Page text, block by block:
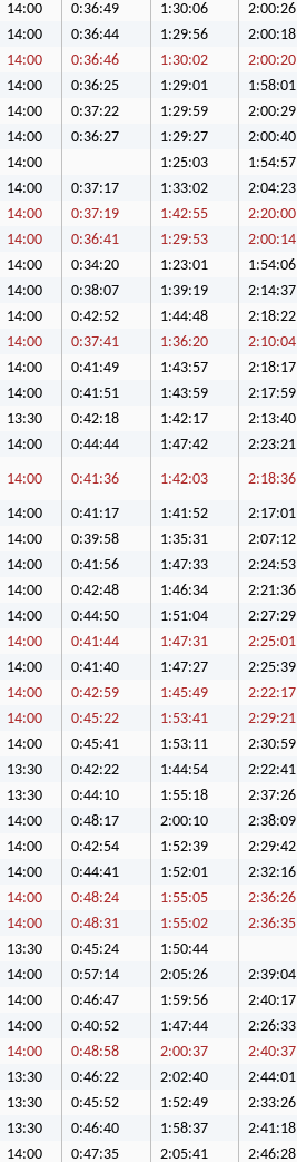
14:00 0:36:49 1:30:06 2:00:26
14:00 0:36:44 1:29:56 2:00:18
14:00 0:36:46 1:30:02 2:00:20
14:00 0:36:25 1:29:01 1:58:01
14:00 0:37:22 1:29:59 2:00:29
14:00 0:36:27 1:29:27 2:00:40
14:00 1:25:03 1:54:57
14:00 0:37:17 1:33:02 2:04:23
14:00 0:37:19 1:42:55 2:20:00
14:00 0:36:41 1:29:53 2:00:14
14:00 0:34:20 1:23:01 1:54:06
14:00 0:38:07 1:39:19 2:14:37
14:00 0:42:52 1:44:48 2:18:22
14:00 0:37:41 1:36:20 2:10:04
14:00 0:41:49 1:43:57 2:18:17
14:00 0:41:51 1:43:59 2:17:59
13:30 0:42:18 1:42:17 2:13:40
14:00 0:44:44 1:47:42 2:23:21
14:00 0:41:36 1:42:03 2:18:36
14:00 0:41:17 1:41:52 2:17:01
14:00 0:39:58 1:35:31 2:07:12
14:00 0:41:56 1:47:33 2:24:53
14:00 0:42:48 1:46:34 2:21:36
14:00 0:44:50 1:51:04 2:27:29
14:00 0:41:44 1:47:31 2:25:01
14:00 0:41:40 1:47:27 2:25:39
14:00 0:42:59 1:45:49 2:22:17
14:00 0:45:22 1:53:41 2:29:21
14:00 0:45:41 1:53:11 2:30:59
13:30 0:42:22 1:44:54 2:22:41
13:30 0:44:10 1:55:18 2:37:26
14:00 0:48:17 2:00:10 2:38:09
14:00 0:42:54 1:52:39 2:29:42
14:00 0:44:41 1:52:01 2:32:16
14:00 0:48:24 1:55:05 2:36:26
14:00 0:48:31 1:55:02 2:36:35
13:30 0:45:24 1:50:44
14:00 0:57:14 2:05:26 2:39:04
14:00 0:46:47 1:59:56 2:40:17
14:00 0:40:52 1:47:44 2:26:33
14:00 0:48:58 2:00:37 2:40:37
13:30 0:46:22 2:02:40 2:44:01
13:30 0:45:52 1:52:49 2:33:26
13:30 0:46:40 1:58:37 2:41:18
14:00 0:47:35 2:05:41 2:46:28